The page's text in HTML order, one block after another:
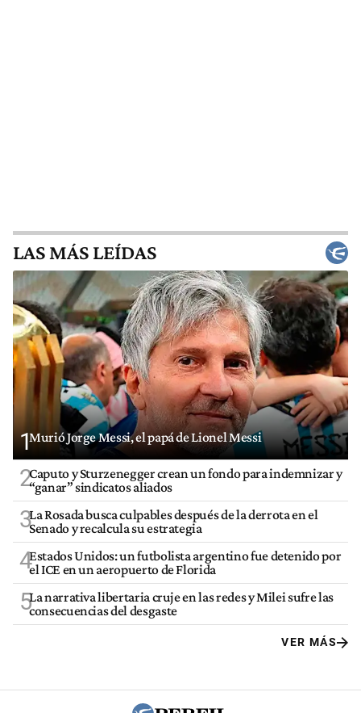
LAS MÁS LEÍDAS
1Murió Jorge Messi, el papá de Lionel Messi
2Caputo y Sturzenegger crean un fondo para indemnizar y
“ganar” sindicatos aliados
3La Rosada busca culpables después de la derrota en el
Senado y recalcula su estrategia
4Estados Unidos: un futbolista argentino fue detenido por
el ICE en un aeropuerto de Florida
5La narrativa libertaria cruje en las redes y Milei sufre las
consecuencias del desgaste
VER MÁS